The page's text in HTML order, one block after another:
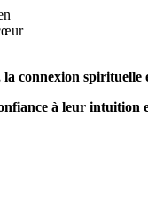
la connexion
à leur intuition